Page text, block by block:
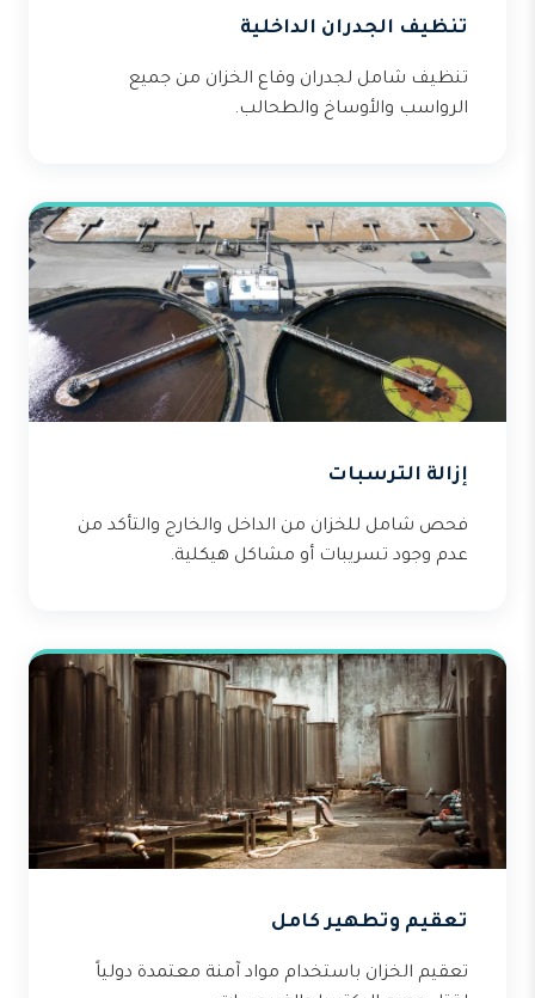
تنظيف الجدران الداخلية
تنظيف شامل لجدران وقاع الخزان من جميع
الرواسب والأوساخ والطحالب.
إزالة الترسبات
فحص شامل للخزان من الداخل والخارج والتأكد من
عدم وجود تسريبات أو مشاكل هيكلية.
تعقيم وتطهير كامل
تعقيم الخزان باستخدام مواد آمنة معتمدة دولياً